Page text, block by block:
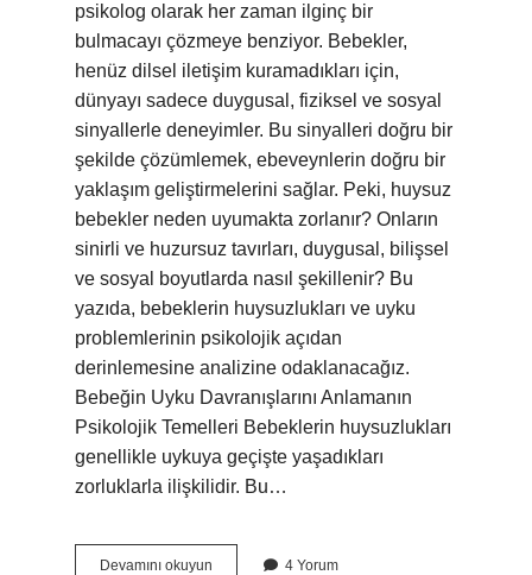
psikolog olarak her zaman ilginç bir
bulmacayı çözmeye benziyor. Bebekler,
henüz dilsel iletişim kuramadıkları için,
dünyayı sadece duygusal, fiziksel ve sosyal
sinyallerle deneyimler. Bu sinyalleri doğru bir
şekilde çözümlemek, ebeveynlerin doğru bir
yaklaşım geliştirmelerini sağlar. Peki, huysuz
bebekler neden uyumakta zorlanır? Onların
sinirli ve huzursuz tavırları, duygusal, bilişsel
ve sosyal boyutlarda nasıl şekillenir? Bu
yazıda, bebeklerin huysuzlukları ve uyku
problemlerinin psikolojik açıdan
derinlemesine analizine odaklanacağız.
Bebeğin Uyku Davranışlarını Anlamanın
Psikolojik Temelleri Bebeklerin huysuzlukları
genellikle uykuya geçişte yaşadıkları
zorluklarla ilişkilidir. Bu…
Devamını okuyun 4 Yorum